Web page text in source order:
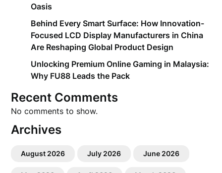
Oasis
Behind Every Smart Surface: How Innovation-
Focused LCD Display Manufacturers in China
Are Reshaping Global Product Design
Unlocking Premium Online Gaming in Malaysia:
Why FU88 Leads the Pack
Recent Comments
No comments to show.
Archives
August 2026 July 2026 June 2026